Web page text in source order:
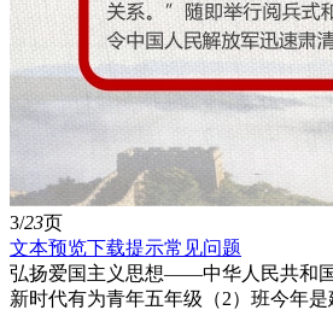
3/23页
文本预览下载提示常见问题
弘扬爱国主义思想——中华人民共和
新时代有为青年五年级（2）班今年